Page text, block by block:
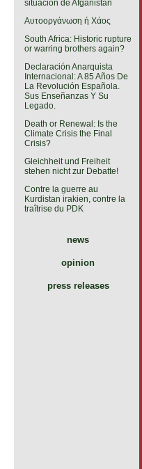
situación de Afganistán
Αυτοοργάνωση ή Χάος
South Africa: Historic rupture
or warring brothers again?
Declaración Anarquista
Internacional: A 85 Años De
La Revolución Española.
Sus Enseñanzas Y Su
Legado.
Death or Renewal: Is the
Climate Crisis the Final
Crisis?
Gleichheit und Freiheit
stehen nicht zur Debatte!
Contre la guerre au
Kurdistan irakien, contre la
traîtrise du PDK
news
opinion
press releases